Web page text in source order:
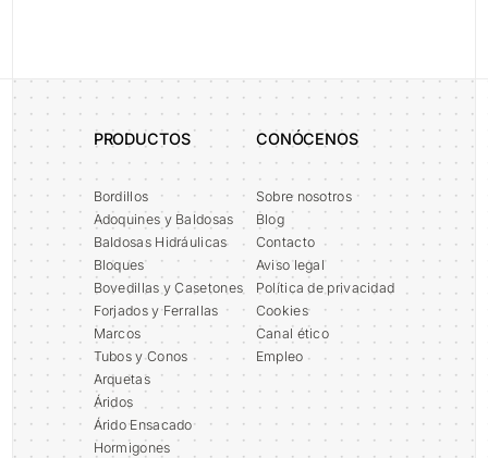
PRODUCTOS
Bordillos
Adoquines y Baldosas
Baldosas Hidráulicas
Bloques
Bovedillas y Casetones
Forjados y Ferrallas
Marcos
Tubos y Conos
Arquetas
Áridos
Árido Ensacado
Hormigones
CONÓCENOS
Sobre nosotros
Blog
Contacto
Aviso legal
Política de privacidad
Cookies
Canal ético
Empleo